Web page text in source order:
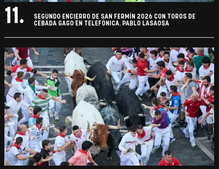
11.
SEGUNDO ENCIERRO DE SAN FERMÍN 2026 CON TOROS DE
CEBADA GAGO EN TELEFÓNICA. PABLO LASAOSA